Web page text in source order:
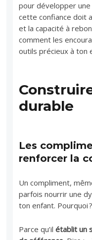
pour développer une
cette confiance doit
et la capacité à
comment les
outils précieux à ton
durable
Les
renforcer la
Un compliment,
parfois nourrir une
ton enfant. Pourquoi ?
Parce qu’ilétablit un